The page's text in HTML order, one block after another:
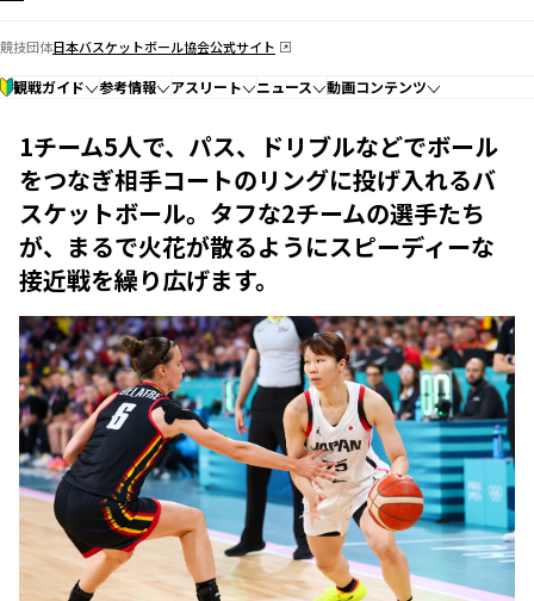
競技団体日本バスケットボール協会公式サイト
観戦ガイド 参考情報 アスリート ニュース 動画コンテンツ
1チーム5人で、パス、ドリブルなどでボール
をつなぎ相手コートのリングに投げ入れるバ
スケットボール。タフな2チームの選手たち
が、まるで火花が散るようにスピーディーな
接近戦を繰り広げます。